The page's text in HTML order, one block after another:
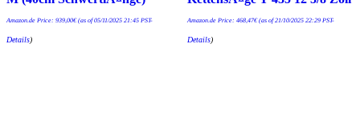
Amazon.de Price: 939,00€(as of 05/11/2025 21:45 PST-
Details)
Amazon.de Price: 468,47€(as of 21/10/2025 22:29 PST-
Details)